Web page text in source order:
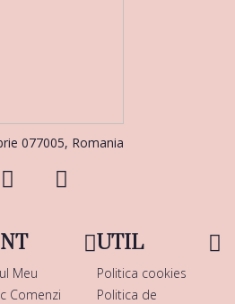
077005, Romania
Meu
Comenzi
UTIL
Politica cookies
Politica de